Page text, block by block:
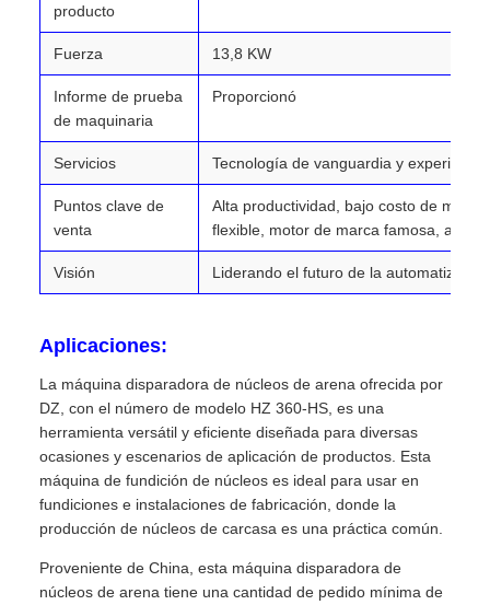
producto
Fuerza 13,8 KW
Informe de prueba
de maquinaria
Proporcionó
Servicios Tecnología de vanguardia y
Puntos clave de
venta
Alta productividad, bajo costo de
flexible, motor de marca famosa,
Visión Liderando el futuro de la
Aplicaciones:
La máquina disparadora de núcleos de arena ofrecida por
DZ, con el número de modelo HZ 360-HS, es una
herramienta versátil y eficiente diseñada para diversas
ocasiones y escenarios de aplicación de productos. Esta
máquina de fundición de núcleos es ideal para usar en
fundiciones e instalaciones de fabricación, donde la
producción de núcleos de carcasa es una práctica común.
Proveniente de China, esta máquina disparadora de
núcleos de arena tiene una cantidad de pedido mínima de